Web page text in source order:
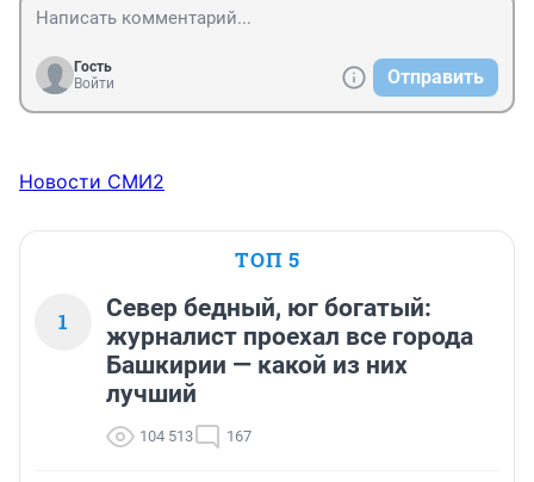
Гость
Войти
Отправить
Новости СМИ2
ТОП 5
1
Север бедный, юг богатый:
журналист проехал все города
Башкирии — какой из них
лучший
104 513 167